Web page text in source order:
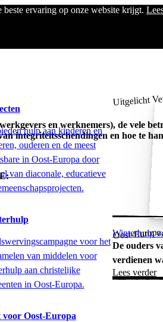
ervaring op onze website krijgt.
hulp aan kinderen en
ouderen en de meest
in Oost-Europa door
van diaconale, educatieve
voor het
van middelen voor
aan christelijke
in Oost-Europa.
Oost-Europa
Uitgelicht
Oost-
Winterhulp
De ouders
verdienen
Lees verder
en werknemers), de vele
integriteitsschendingen en hoe te